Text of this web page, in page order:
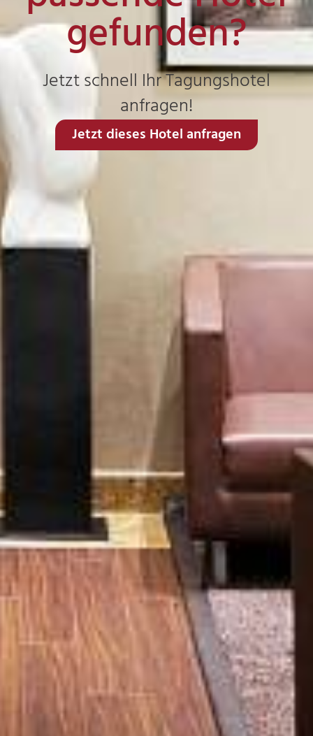
gefunden?
Jetzt schnell Ihr Tagungshotel
anfragen!
Jetzt dieses Hotel anfragen